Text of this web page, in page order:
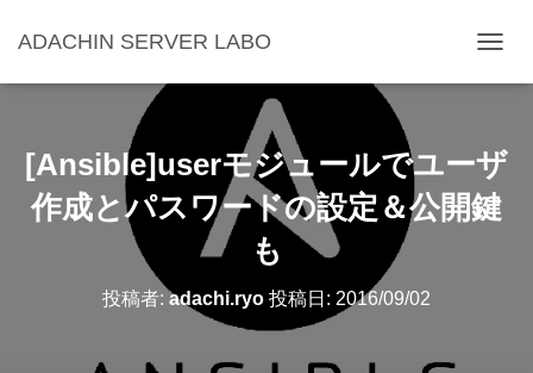
ADACHIN SERVER LABO
ビ
シ
ョ
ン
を
[Ansible]userモジュールでユーザ
作成とパスワードの設定＆公開鍵
も
投稿者: adachi.ryo 投稿日: 2016/09/02